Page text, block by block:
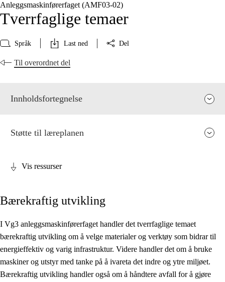
Anleggsmaskinførerfaget (AMF03‑02)
Tverrfaglige temaer
Språk Last ned Del
Til overordnet del
Innholdsfortegnelse
Kjerneelementer
Tverrfaglige temaer
Grunnleggende ferdigheter
Støtte til læreplanen
Vis ressurser
Bærekraftig utvikling
I Vg3 anleggsmaskinførerfaget handler det tverrfaglige temaet
bærekraftig utvikling om å velge materialer og verktøy som bidrar til
energieffektiv og varig infrastruktur. Videre handler det om å bruke
maskiner og utstyr med tanke på å ivareta det indre og ytre miljøet.
Bærekraftig utvikling handler også om å håndtere avfall for å gjøre